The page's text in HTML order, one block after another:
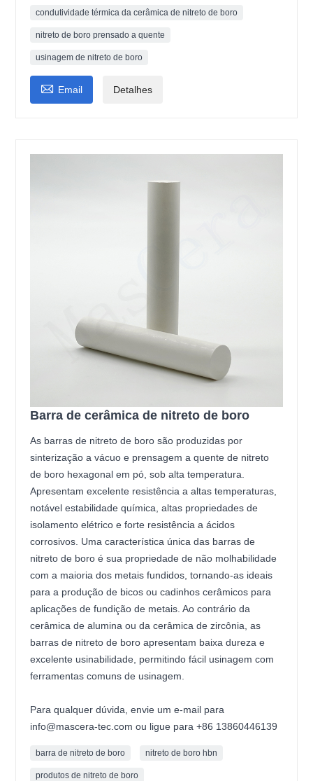
condutividade térmica da cerâmica de nitreto de boro
nitreto de boro prensado a quente
usinagem de nitreto de boro
 Email Detalhes
Barra de cerâmica de nitreto de boro
As barras de nitreto de boro são produzidas por
sinterização a vácuo e prensagem a quente de nitreto
de boro hexagonal em pó, sob alta temperatura.
Apresentam excelente resistência a altas temperaturas,
notável estabilidade química, altas propriedades de
isolamento elétrico e forte resistência a ácidos
corrosivos. Uma característica única das barras de
nitreto de boro é sua propriedade de não molhabilidade
com a maioria dos metais fundidos, tornando-as ideais
para a produção de bicos ou cadinhos cerâmicos para
aplicações de fundição de metais. Ao contrário da
cerâmica de alumina ou da cerâmica de zircônia, as
barras de nitreto de boro apresentam baixa dureza e
excelente usinabilidade, permitindo fácil usinagem com
ferramentas comuns de usinagem.
Para qualquer dúvida, envie um e-mail para
info@mascera-tec.com ou ligue para +86 13860446139
barra de nitreto de boro nitreto de boro hbn
produtos de nitreto de boro